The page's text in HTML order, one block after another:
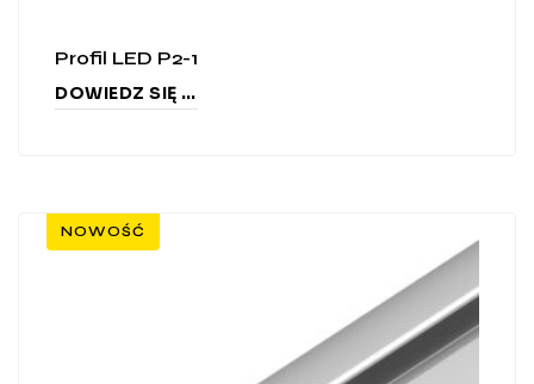
Profil LED P2-1
DOWIEDZ SIĘ WIĘCEJ
NOWOŚĆ